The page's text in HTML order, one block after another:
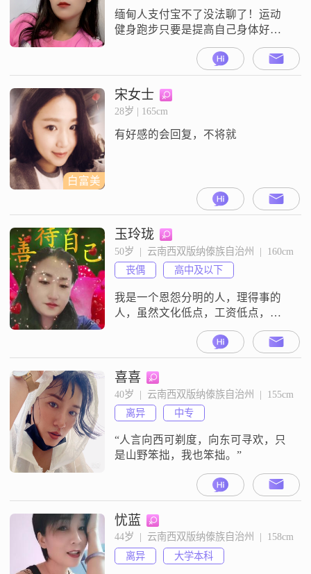
缅甸人支付宝不了没法聊了！运动
健身跑步只要是提高自己身体好都
喜欢 ##d83d####dc95##
白富美
宋女士
28岁 | 165cm
有好感的会回复，不将就
玉玲珑
50岁  |  云南西双版纳傣族自治州  |  160cm
丧偶
高中及以下
我是一个恩怨分明的人，理得事的
人，虽然文化低点，工资低点，但
不会要求太高，找一个有同样观点
的就行##3002##70年71年的优先考
虑
喜喜
40岁  |  云南西双版纳傣族自治州  |  155cm
离异
中专
“人言向西可剃度，向东可寻欢，只
是山野笨拙，我也笨拙。”
忧蓝
44岁  |  云南西双版纳傣族自治州  |  158cm
离异
大学本科